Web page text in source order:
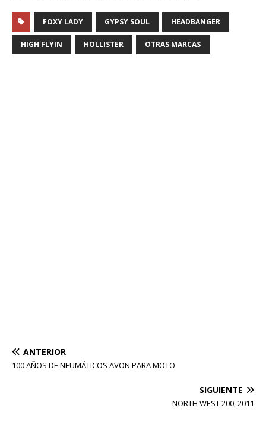
FOXY LADY GYPSY SOUL HEADBANGER
HIGH FLYIN HOLLISTER OTRAS MARCAS
ANTERIOR
100 AÑOS DE NEUMÁTICOS AVON PARA MOTO
SIGUIENTE
NORTH WEST 200, 2011